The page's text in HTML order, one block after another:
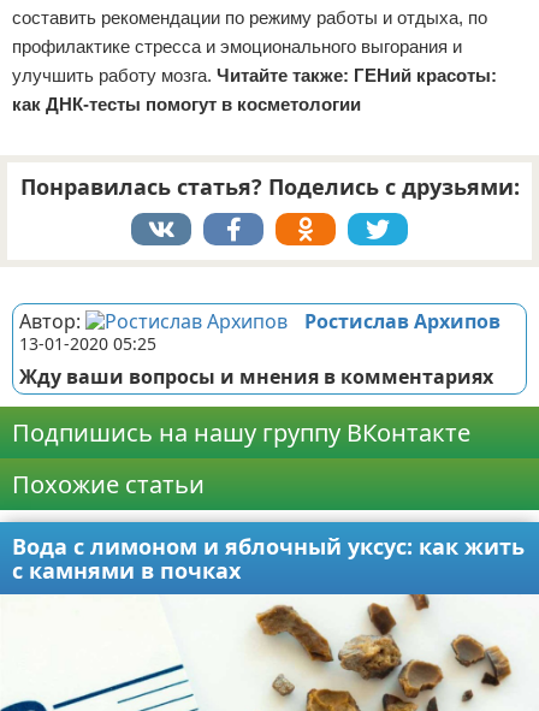
составить рекомендации по режиму работы и отдыха, по
профилактике стресса и эмоционального выгорания и
улучшить работу мозга. Читайте также: ГЕНий красоты:
как ДНК-тесты помогут в косметологии
Понравилась статья? Поделись с друзьями:
Автор: Ростислав Архипов
13-01-2020 05:25
Жду ваши вопросы и мнения в комментариях
Подпишись на нашу группу ВКонтакте
Похожие статьи
Вода с лимоном и яблочный уксус: как жить
с камнями в почках